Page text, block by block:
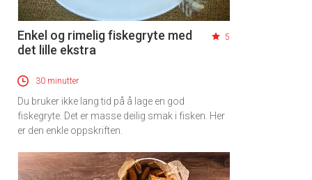
Enkel og rimelig fiskegryte med
det lille ekstra
5
30 minutter
Du bruker ikke lang tid på å lage en god
fiskegryte. Det er masse deilig smak i fisken. Her
er den enkle oppskriften.